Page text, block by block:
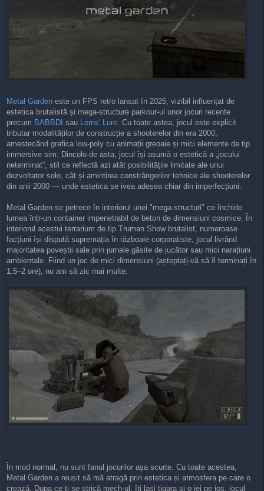
Metal Garden este un FPS retro lansat în 2025, vizibil influențat de
estetica brutalistă și mega-structure parkour-ul unor jocuri recente
precum BABBDI sau Lorns' Lure. Cu toate astea, jocul este explicit
tributar modalităților de construcție a shooterelor din era 2000,
amestecând grafica low-poly cu animații greoaie și mici elemente de tip
immersive sim. Dincolo de asta, jocul își asumă o estetică a „jocului
neterminat”, stil ce reflectă azi atât posibilitățile limitate ale unui
dezvoltator solo, cât și amintirea constrângerilor tehnice ale shooterelor
din anii 2000 — unde estetica se ivea adesea chiar din imperfecțiuni.
Metal Garden se petrece în interiorul unei "mega-structuri" ce închide
lumea într-un container impenetrabil de beton de dimensiuni cosmice. În
interiorul acestui terrarium de tip Truman Show brutalist, numeroase
facțiuni își dispută supremația în războaie corporatiste, jocul livrând
majoritatea poveștii sale prin jurnale găsite de jucător sau mici narațiuni
ambientale. Fiind un joc de mici dimensiuni (așteptați-vă să îl terminați în
1.5–2 ore), nu am să zic mai multe.
În mod normal, nu sunt fanul jocurilor așa scurte. Cu toate acestea,
Metal Garden a reușit să mă atragă prin estetica și atmosfera pe care o
crează. Dupa ce ți se strică mech-ul, îți lași țigara și o iei pe jos, jocul